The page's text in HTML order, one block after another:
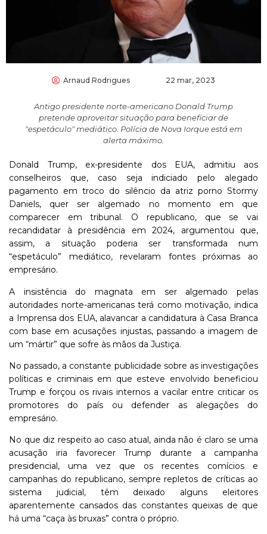
Arnaud Rodrigues 22 mar, 2023
Antigo presidente norte-americano Donald Trump
pretende aproveitar situação para beneficiar de
"espetáculo" mediático. Polícia de Nova Iorque está em
alerta máximo.
Donald Trump, ex-presidente dos EUA, admitiu aos
conselheiros que, caso seja indiciado pelo alegado
pagamento em troco do silêncio da atriz porno Stormy
Daniels, quer ser algemado no momento em que
comparecer em tribunal. O republicano, que se vai
recandidatar à presidência em 2024, argumentou que,
assim, a situação poderia ser transformada num
“espetáculo” mediático, revelaram fontes próximas ao
empresário.
A insistência do magnata em ser algemado pelas
autoridades norte-americanas terá como motivação, indica
a Imprensa dos EUA, alavancar a candidatura à Casa Branca
com base em acusações injustas, passando a imagem de
um “mártir” que sofre às mãos da Justiça.
No passado, a constante publicidade sobre as investigações
políticas e criminais em que esteve envolvido beneficiou
Trump e forçou os rivais internos a vacilar entre criticar os
promotores do país ou defender as alegações do
empresário.
No que diz respeito ao caso atual, ainda não é claro se uma
acusação iria favorecer Trump durante a campanha
presidencial, uma vez que os recentes comícios e
campanhas do republicano, sempre repletos de críticas ao
sistema judicial, têm deixado alguns eleitores
aparentemente cansados das constantes queixas de que
há uma “caça às bruxas” contra o próprio.